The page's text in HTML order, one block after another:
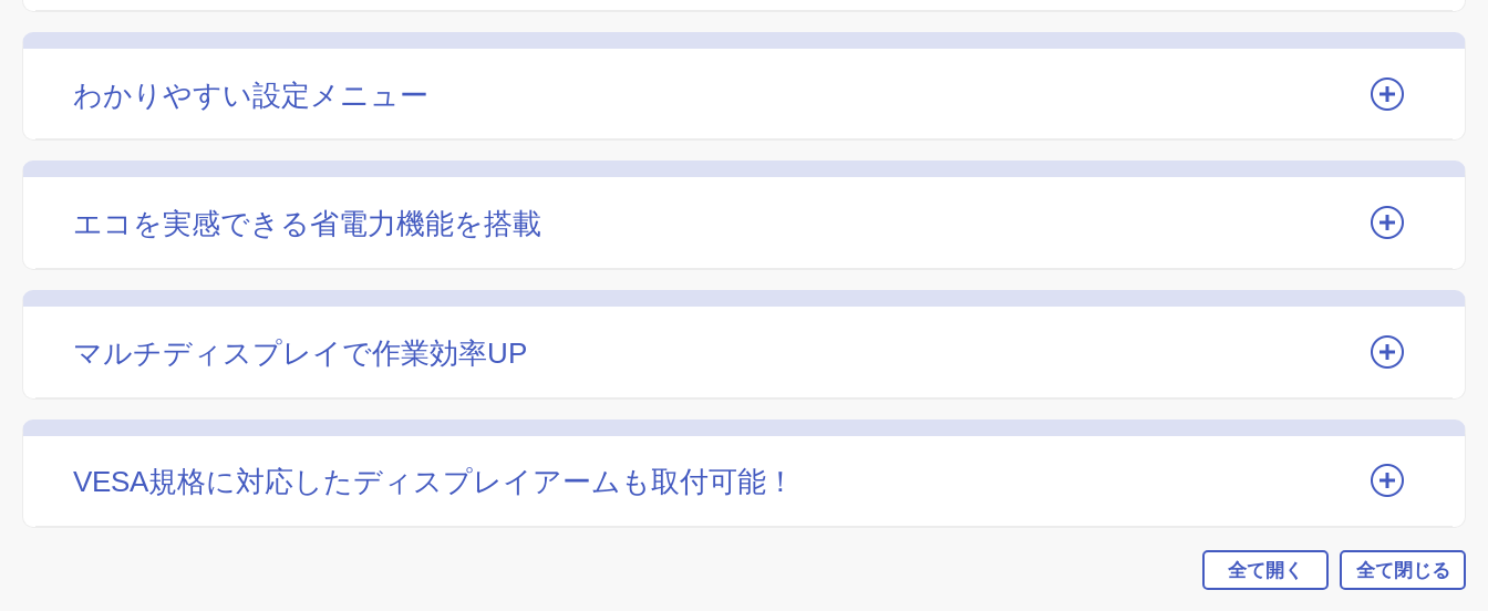
わかりやすい設定メニュー
エコを実感できる省電力機能を搭載
マルチディスプレイで作業効率UP
VESA規格に対応したディスプレイアームも取付可能！
全て開く 全て閉じる